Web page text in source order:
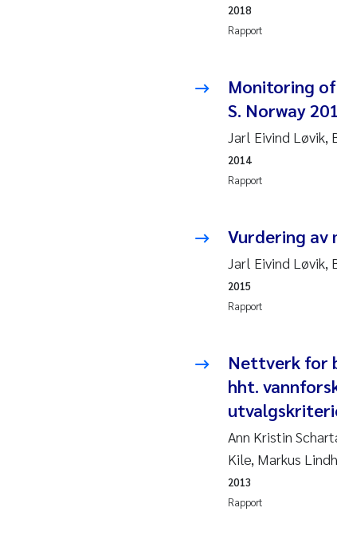
Rapport
2018
Monitoring
S. Norway
Jarl Eivind Løvik,
Rapport
2014
Vurdering av
Jarl Eivind Løvik,
Rapport
2015
Nettverk for
hht.
Ann Kristin
Kile, Markus
Rapport
2013